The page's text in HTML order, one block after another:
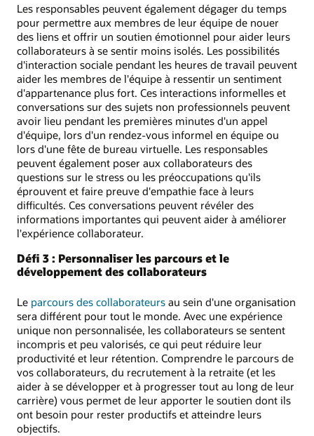
Les responsables peuvent également dégager du temps
pour permettre aux membres de leur équipe de nouer
des liens et offrir un soutien émotionnel pour aider leurs
collaborateurs à se sentir moins isolés. Les possibilités
d'interaction sociale pendant les heures de travail peuvent
aider les membres de l'équipe à ressentir un sentiment
d'appartenance plus fort. Ces interactions informelles et
conversations sur des sujets non professionnels peuvent
avoir lieu pendant les premières minutes d'un appel
d'équipe, lors d'un rendez-vous informel en équipe ou
lors d'une fête de bureau virtuelle. Les responsables
peuvent également poser aux collaborateurs des
questions sur le stress ou les préoccupations qu'ils
éprouvent et faire preuve d'empathie face à leurs
difficultés. Ces conversations peuvent révéler des
informations importantes qui peuvent aider à améliorer
l'expérience collaborateur.
Défi 3 : Personnaliser les parcours et le
développement des collaborateurs
Le parcours des collaborateurs au sein d'une organisation
sera différent pour tout le monde. Avec une expérience
unique non personnalisée, les collaborateurs se sentent
incompris et peu valorisés, ce qui peut réduire leur
productivité et leur rétention. Comprendre le parcours de
vos collaborateurs, du recrutement à la retraite (et les
aider à se développer et à progresser tout au long de leur
carrière) vous permet de leur apporter le soutien dont ils
ont besoin pour rester productifs et atteindre leurs
objectifs.